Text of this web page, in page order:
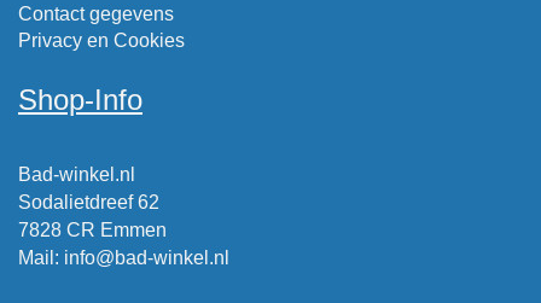
Contact gegevens
Privacy en Cookies
Shop-Info
Bad-winkel.nl
Sodalietdreef 62
7828 CR Emmen
Mail : info@bad-winkel.nl